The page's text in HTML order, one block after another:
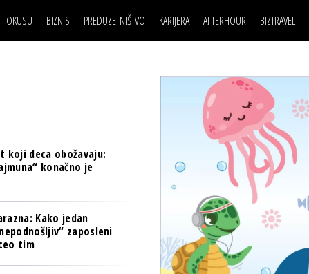
BIZNIS
BANKE
TECH I AI
BIZNIS & SPORT
PULS REGIONA
PREDUZETNIŠTVO KARIJERA
LJUDI (HR)
MOJ UGAO
USAVRŠAVANJE
KNOW-HOW
AFTERHOUR
KNJIGE
AUTO SVET
STIL
WELLBEING
BIZTRAVEL
IZJAVA DANABIZNIS SCENA
BREND I KOMUNIKACIJE
OSIGURANJE
TECH I AI
PULS REGIONA
POSAO
MOJ UGAO
USAVRŠAVANJE
KNOW-HOW
FILM I SCENA
AUTO SVET
WELLBEING
koji deca obožavaju:
konačno je
Kako jedan
zaposleni
tim